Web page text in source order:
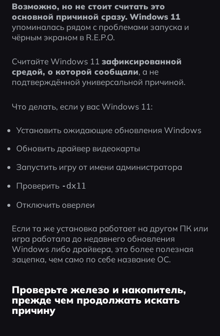
Возможно, но не стоит считать это
основной причиной сразу. Windows 11
упоминалась рядом с проблемами запуска и
чёрным экраном в R.E.P.O.
Считайте Windows 11 зафиксированной
средой, о которой сообщали, а не
подтверждённой универсальной причиной.
Что делать, если у вас Windows 11:
Установить ожидающие обновления Windows
Обновить драйвер видеокарты
Запустить игру от имени администратора
Проверить -dx11
Отключить оверлеи
Если та же установка работает на другом ПК или
игра работала до недавнего обновления
Windows либо драйвера, это более полезная
зацепка, чем само по себе название ОС.
Проверьте железо и накопитель,
прежде чем продолжать искать
причину